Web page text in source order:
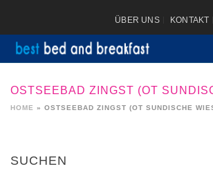
ÜBER UNS KONTAKT
OSTSEEBAD ZINGST (OT
HOME » OSTSEEBAD ZINGST (OT SUNDISCHE
SUCHEN